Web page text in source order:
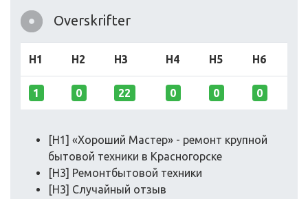
Overskrifter
H1 H2 H3 H4 H5 H6
1 0 22 0 0 0
[H1] «Хороший Мастер» - ремонт крупной
бытовой техники в Красногорске
[H3] Ремонтбытовой техники
[H3] Случайный отзыв